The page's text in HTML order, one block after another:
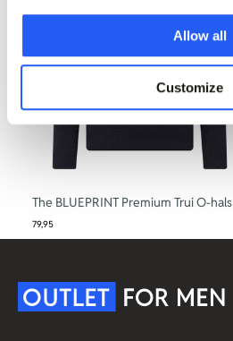
Allow all
Customize
The BLUEPRINT Premium Trui O-hals
79,95